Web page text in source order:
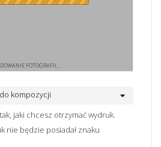
FOTOGRAFII...
kompozycji
jaki chcesz otrzymać wydruk.
nie będzie posiadał znaku